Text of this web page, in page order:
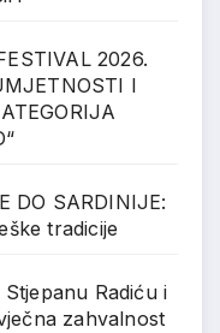
2026.
I
DO SARDINIJE:
tradicije
Radiću i
zahvalnost